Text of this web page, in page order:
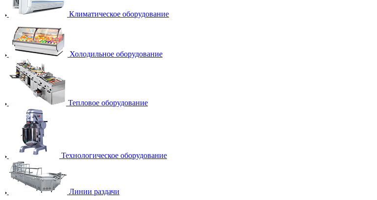
Климатическое оборудование
Холодильное оборудование
Тепловое оборудование
Технологическое оборудование
Линии раздачи